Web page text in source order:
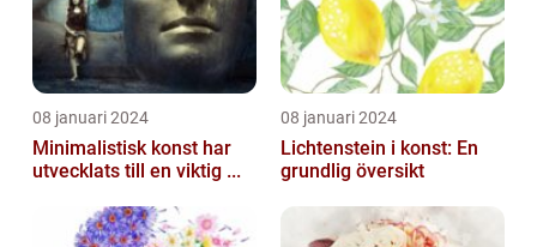
08 januari 2024
Minimalistisk konst har
utvecklats till en viktig ...
08 januari 2024
Lichtenstein i konst: En
grundlig översikt